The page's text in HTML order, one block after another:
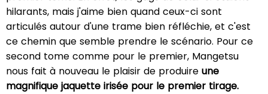
hilarants, mais j'aime bien quand ceux-ci sont
articulés autour d'une trame bien réfléchie, et c'est
ce chemin que semble prendre le scénario. Pour ce
second tome comme pour le premier, Mangetsu
nous fait à nouveau le plaisir de produire une
magnifique jaquette irisée pour le premier tirage.